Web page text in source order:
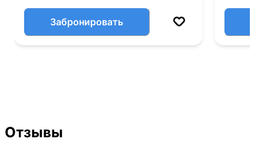
Забронировать
Отзывы